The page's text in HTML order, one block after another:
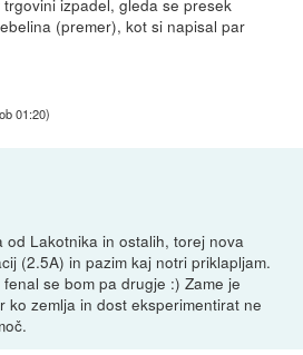
(premer), kot si napisal par
01:20)
od Lakotnika in ostalih, torej nova
(2.5A) in pazim kaj notri priklapljam.
se bom pa drugje :) Zame je
ko zemlja in dost eksperimentirat ne